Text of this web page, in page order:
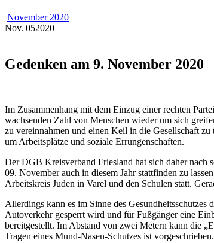
November 2020
Nov. 052020
Gedenken am 9. November 2020
Im Zusammenhang mit dem Einzug einer rechten
wachsenden Zahl von Menschen wieder um sich
zu vereinnahmen und einen Keil in die Gesellschaft
um Arbeitsplätze und soziale Errungenschaften.
Der DGB Kreisverband Friesland hat sich daher nach
09. November auch in diesem Jahr stattfinden zu
Arbeitskreis Juden in Varel und den Schulen statt.
Allerdings kann es im Sinne des
Autoverkehr gesperrt wird und für Fußgänger eine
bereitgestellt. Im Abstand von zwei Metern kann die
Tragen eines Mund-Nasen-Schutzes ist